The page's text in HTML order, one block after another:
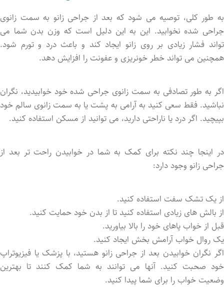
به طور کلی، توصیه می شود که بعد از جراحی زانو به سمت زانوی
جراحی شده نخوابید. این به این دلیل است که وزن بدن شما می
تواند فشار زیادی بر روی زانو ایجاد کند و باعث درد و تورم شود.
همچنین می تواند خطر خونریزی و عفونت را افزایش دهد.
اگر به طور تصادفی به سمت زانوی جراحی شده خود خوابیدید، نگران
نباشید. فقط سعی کنید به آرامی به پشت یا به سمت زانوی سالم خود
بپیچید. اگر درد یا ناراحتی دارید، می توانید از مسکن استفاده کنید.
در اینجا چند نکته برای کمک به شما در خوابیدن راحت تر بعد از
جراحی زانو وجود دارد:
از یک تشک سفت استفاده کنید.
از بالش های زیادی استفاده کنید تا از بدن خود حمایت کنید.
قبل از خواب پاهای خود را بالا بیاورید.
یک روال خواب آرامش بخش ایجاد کنید.
اگر نگران خوابیدن بعد از جراحی زانو هستید، با پزشک یا فیزیوتراپ
خود صحبت کنید. آنها می توانند به شما کمک کنند تا بهترین
وضعیت خواب را برای شما پیدا کنید.